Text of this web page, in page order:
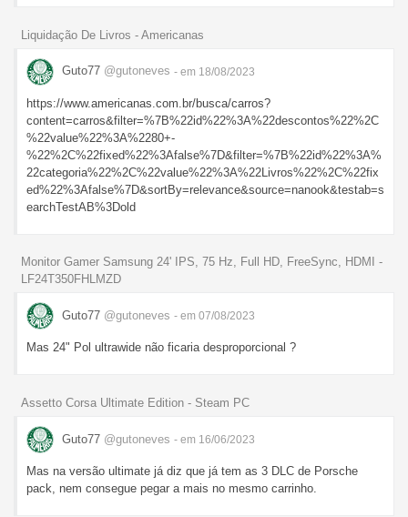
Liquidação De Livros - Americanas
Guto77 @gutoneves - em 18/08/2023
https://www.americanas.com.br/busca/carros?
content=carros&filter=%7B%22id%22%3A%22descontos%22%2C
%22value%22%3A%2280+-
%22%2C%22fixed%22%3Afalse%7D&filter=%7B%22id%22%3A%
22categoria%22%2C%22value%22%3A%22Livros%22%2C%22fix
ed%22%3Afalse%7D&sortBy=relevance&source=nanook&testab=s
earchTestAB%3Dold
Monitor Gamer Samsung 24' IPS, 75 Hz, Full HD, FreeSync, HDMI -
LF24T350FHLMZD
Guto77 @gutoneves - em 07/08/2023
Mas 24" Pol ultrawide não ficaria desproporcional ?
Assetto Corsa Ultimate Edition - Steam PC
Guto77 @gutoneves - em 16/06/2023
Mas na versão ultimate já diz que já tem as 3 DLC de Porsche
pack, nem consegue pegar a mais no mesmo carrinho.